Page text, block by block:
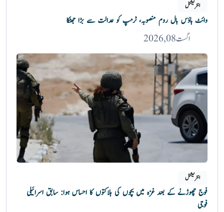
انٹرنیشنل
وائٹ ہاؤس بال روم منصوبہ، ٹرمپ کو عدالت سے بڑا جھٹکا
اگست 08, 2026
انٹرنیشنل
فوج چھوڑنے کے بعد غزہ میں بچوں کی ہلاکتوں کا احساس ہوا: سابق اسرائیلی
فوجی